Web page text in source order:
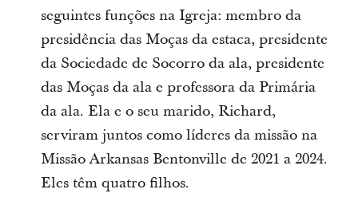
seguintes funções na Igreja: membro da
presidência das Moças da estaca, presidente
da Sociedade de Socorro da ala, presidente
das Moças da ala e professora da Primária
da ala. Ela e o seu marido, Richard,
serviram juntos como líderes da missão na
Missão Arkansas Bentonville de 2021 a 2024.
Eles têm quatro filhos.